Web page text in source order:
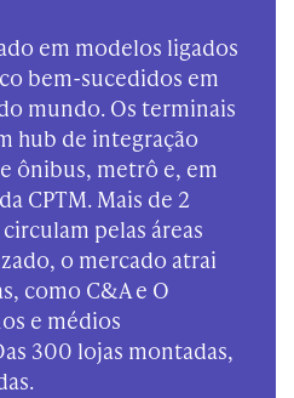
em modelos ligados
bem-sucedidos em
mundo. Os terminais
hub de integração
ônibus, metrô e, em
CPTM. Mais de 2
pelas áreas
o mercado atrai
como C&A e O
e médios
300 lojas montadas,